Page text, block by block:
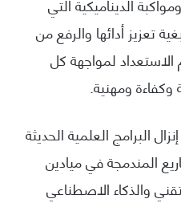
تعزيز أدائها والرفع من
الاستعداد لمواجهة كل
وكفاءة ومهنية.
البرامج العلمية الحديثة
المندمجة في ميادين
والذكاء الاصطناعي